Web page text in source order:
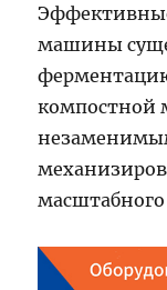
машины
компостной